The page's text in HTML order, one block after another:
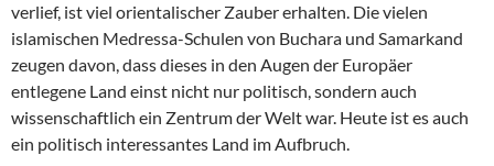
verlief, ist viel orientalischer Zauber erhalten. Die vielen
islamischen Medressa-Schulen von Buchara und Samarkand
zeugen davon, dass dieses in den Augen der Europäer
entlegene Land einst nicht nur politisch, sondern auch
wissenschaftlich ein Zentrum der Welt war. Heute ist es auch
ein politisch interessantes Land im Aufbruch.